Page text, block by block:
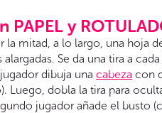
y
la mitad, a lo largo, una hoja
Se da una tira a
dibuja una cabeza con
Luego, dobla la tira para
jugador añade el busto